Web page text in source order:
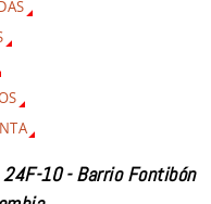
10 - Barrio Fontibón